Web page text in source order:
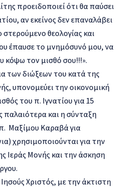
προειδοποιεί ότι θα παύσει
αν εκείνος δεν επαναλάβει
θεολογίας και
έπαυσε το μνημόσυνό μου, να
κόψω τον μισθό σου!!!».
των διώξεων του κατά της
υπονομεύει την οικονομική
του π. Ιγνατίου για 15
παλαιότερα και η σύνταξη
Μαξίμου Καραβά για
χρησιμοποιούνται για την
Ιεράς Μονής και την άσκηση
Χριστός, με την άκτιστη